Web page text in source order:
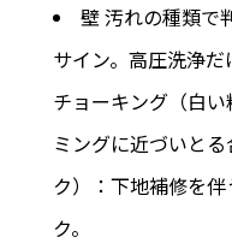
壁 汚れの種類で
サイン。高圧洗浄
チョーキング（白
ミングに近づいと
ク）：下地補修を
ク。